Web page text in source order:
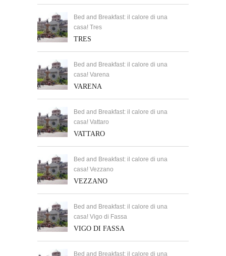
Bed and Breakfast: il calore di una
casa! Tres
TRES
Bed and Breakfast: il calore di una
casa! Varena
VARENA
Bed and Breakfast: il calore di una
casa! Vattaro
VATTARO
Bed and Breakfast: il calore di una
casa! Vezzano
VEZZANO
Bed and Breakfast: il calore di una
casa! Vigo di Fassa
VIGO DI FASSA
Bed and Breakfast: il calore di una